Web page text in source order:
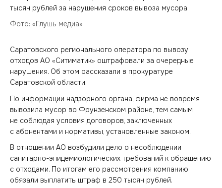
Фото: «Глушь медиа»
Саратовского регионального оператора по вывозу
отходов АО «Ситиматик» оштрафовали за очередные
нарушения. Об этом рассказали в прокуратуре
Саратовской области.
По информации надзорного органа, фирма не вовремя
вывозила мусор во Фрунзенском районе, тем самым
не соблюдая условия договоров, заключенных
с абонентами и нормативы, установленные законом.
В отношении АО возбудили дело о несоблюдении
санитарно-эпидемиологических требований к обращению
с отходами. По итогам его рассмотрения компанию
обязали выплатить штраф в 250 тысяч рублей.